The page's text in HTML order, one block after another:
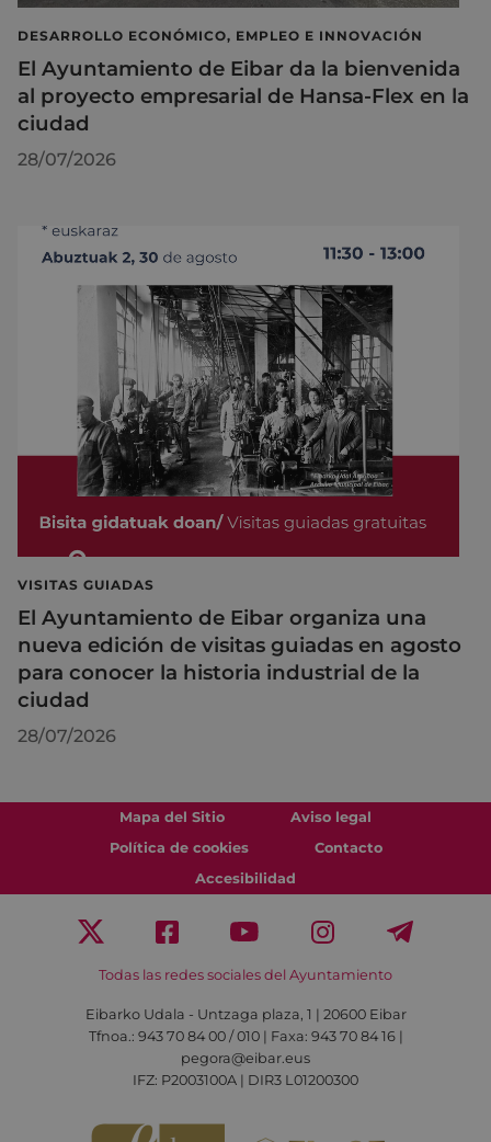
DESARROLLO ECONÓMICO, EMPLEO E INNOVACIÓN
El Ayuntamiento de Eibar da la bienvenida
al proyecto empresarial de Hansa-Flex en la
ciudad
28/07/2026
VISITAS GUIADAS
El Ayuntamiento de Eibar organiza una
nueva edición de visitas guiadas en agosto
para conocer la historia industrial de la
ciudad
28/07/2026
Mapa del Sitio
Aviso legal
Política de cookies
Contacto
Accesibilidad
Todas las redes sociales del Ayuntamiento
Eibarko Udala - Untzaga plaza, 1 | 20600 Eibar
Tfnoa.: 943 70 84 00 / 010 | Faxa: 943 70 84 16 |
pegora@eibar.eus
IFZ: P2003100A | DIR3 L01200300